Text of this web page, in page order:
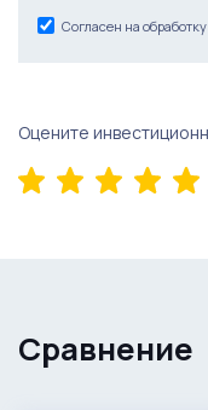
Согласен на
Оцените
Сравнение